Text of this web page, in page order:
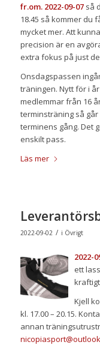
fr.om. 2022-09-07så
18.45 så kommer du
mycket mer. Att
precision är en
extra fokus på just
Onsdagspassen
träningen. Nytt för i
medlemmar från 16
terminsträning så
terminens gång. Det
enskilt pass.
Läs mer
2022-09-02 / i Övrigt
2022-
ett
Kjell
kl. 17.00 – 20.15.
annan